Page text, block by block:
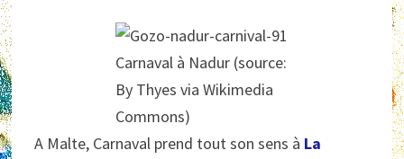
Carnaval à Nadur (source:
By Thyes via Wikimedia
Commons)
A Malte, Carnaval prend tout son sens à La